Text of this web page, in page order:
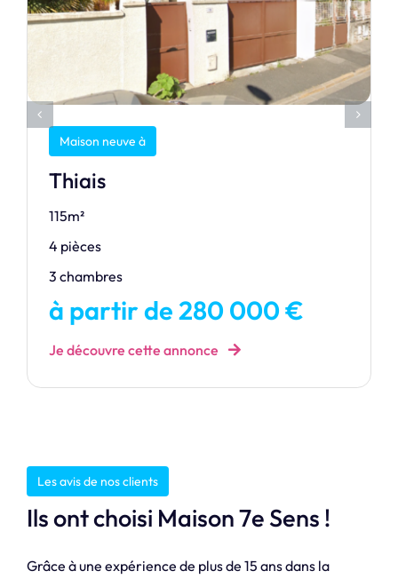
Maison neuve à
Thiais
115m²
4 pièces
3 chambres
à partir de 280 000 €
Je découvre cette annonce
Les avis de nos clients
Ils ont choisi Maison 7e Sens !
Grâce à une expérience de plus de 15 ans dans la